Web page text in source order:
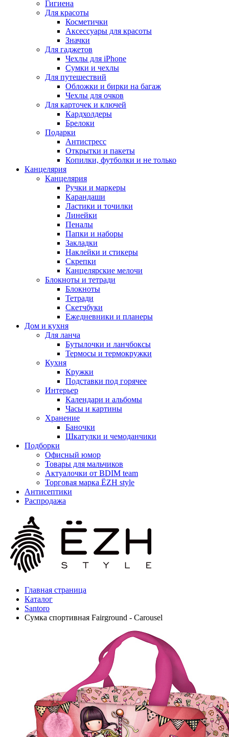
Гигиена
Для красоты
Косметички
Аксессуары для красоты
Значки
Для гаджетов
Чехлы для iPhone
Сумки и чехлы
Для путешествий
Обложки и бирки на багаж
Чехлы для очков
Для карточек и ключей
Кардхолдеры
Брелоки
Подарки
Антистресс
Открытки и пакеты
Копилки, футболки и не только
Канцелярия
Канцелярия
Ручки и маркеры
Карандаши
Ластики и точилки
Линейки
Пеналы
Папки и наборы
Закладки
Наклейки и стикеры
Скрепки
Канцелярские мелочи
Блокноты и тетради
Блокноты
Тетради
Скетчбуки
Ежедневники и планеры
Дом и кухня
Для ланча
Бутылочки и ланчбоксы
Термосы и термокружки
Кухня
Кружки
Подставки под горячее
Интерьер
Календари и альбомы
Часы и картины
Хранение
Баночки
Шкатулки и чемоданчики
Подборки
Офисный юмор
Товары для мальчиков
Актуалочки от BDIM team
Торговая марка ЁZH style
Антисептики
Распродажа
Главная страница
Каталог
Santoro
Сумка спортивная Fairground - Carousel